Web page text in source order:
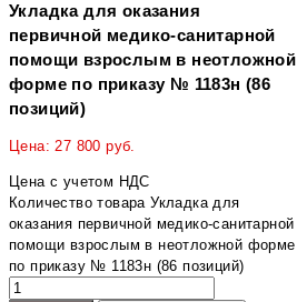
Укладка для оказания
первичной медико-санитарной
помощи взрослым в неотложной
форме по приказу № 1183н (86
позиций)
Цена:27 800 руб.
Цена с учетом НДС
Количество товара Укладка для
оказания первичной медико-санитарной
помощи взрослым в неотложной форме
по приказу № 1183н (86 позиций)